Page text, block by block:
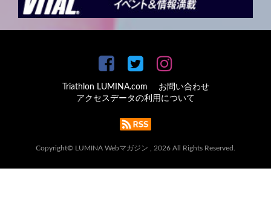
Triathlon LUMINA.com
お問い合わせ
アクセスデータの利用について
Copyright© LUMINA Webマガジン , 2026 All Rights Reserved.